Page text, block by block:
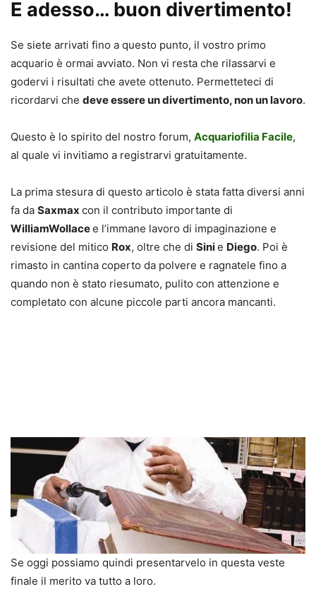
E adesso… buon divertimento!
Se siete arrivati fino a questo punto, il vostro primo
acquario è ormai avviato. Non vi resta che rilassarvi e
godervi i risultati che avete ottenuto. Permetteteci di
ricordarvi che deve essere un divertimento, non un lavoro.
Questo è lo spirito del nostro forum, Acquariofilia Facile,
al quale vi invitiamo a registrarvi gratuitamente.
La prima stesura di questo articolo è stata fatta diversi anni
fa da Saxmax con il contributo importante di
WilliamWollacee l’immane lavoro di impaginazione e
revisione del mitico Rox, oltre che di Sinie Diego. Poi è
rimasto in cantina coperto da polvere e ragnatele fino a
quando non è stato riesumato, pulito con attenzione e
completato con alcune piccole parti ancora mancanti.
Se oggi possiamo quindi presentarvelo in questa veste
finale il merito va tutto a loro.